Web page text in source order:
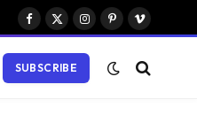
Facebook
X
Instagram
PinterestVimeo
SUBSCRIBE